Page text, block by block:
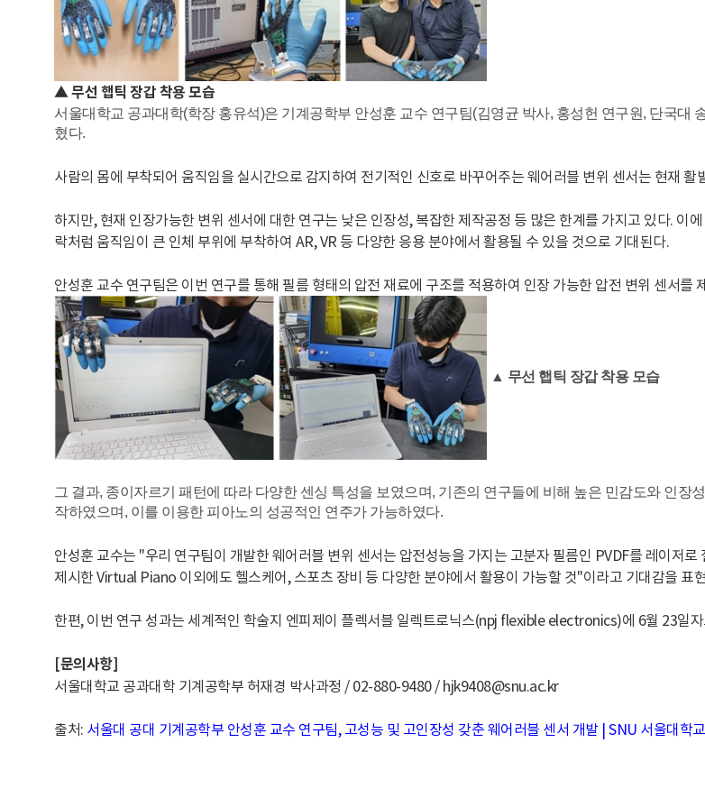
▲무선 햅틱 장갑 착용 모습
서울대학교 공과대학(학장 홍유석)은 기계공학부 안성훈 교수 연구팀(김영균 박사, 홍성헌 연구원, 단국대
혔다.
사람의 몸에 부착되어 움직임을 실시간으로 감지하여 전기적인 신호로 바꾸어주는 웨어러블 변위 센서는 현재 활
하지만, 현재 인장가능한 변위 센서에 대한 연구는 낮은 인장성, 복잡한 제작공정 등 많은 한계를 가지고 있다. 이
락처럼 움직임이 큰 인체 부위에 부착하여 AR, VR 등 다양한 응용 분야에서 활용될 수 있을 것으로 기대된다.
안성훈 교수 연구팀은 이번 연구를 통해 필름 형태의 압전 재료에 구조를 적용하여 인장 가능한 압전 변위 센서를
▲ 무선 햅틱 장갑 착용 모습
그 결과, 종이자르기 패턴에 따라 다양한 센싱 특성을 보였으며, 기존의 연구들에 비해 높은 민감도와 인장
작하였으며, 이를 이용한 피아노의 성공적인 연주가 가능하였다.
안성훈 교수는 "우리 연구팀이 개발한 웨어러블 변위 센서는 압전성능을 가지는 고분자 필름인 PVDF를 레이저
제시한 Virtual Piano 이외에도 헬스케어, 스포츠 장비 등 다양한 분야에서 활용이 가능할 것"이라고 기대감을 표
한편, 이번 연구 성과는 세계적인 학술지 엔피제이 플렉서블 일렉트로닉스(npj flexible electronics)에 6월 23일
[문의사항]
서울대학교 공과대학 기계공학부 허재경 박사과정 / 02-880-9480 / hjk9408@snu.ac.kr
출처: 서울대 공대 기계공학부 안성훈 교수 연구팀, 고성능 및 고인장성 갖춘 웨어러블 센서 개발 | SNU 서울대학